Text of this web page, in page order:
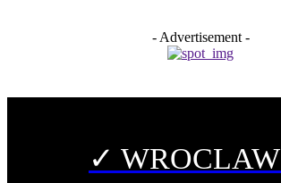
- Advertisement -
✓